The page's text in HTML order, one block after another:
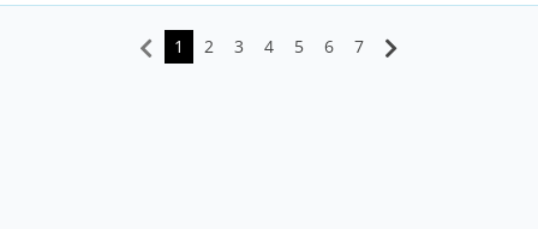
1 2 3 4 5 6 7